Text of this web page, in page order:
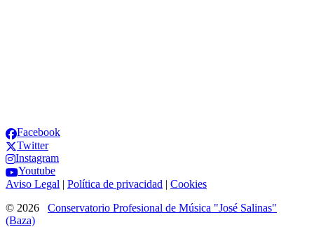
Facebook
Twitter
Instagram
Youtube
Aviso Legal | Política de privacidad | Cookies
© 2026 Conservatorio Profesional de Música "José Salinas"
(Baza)